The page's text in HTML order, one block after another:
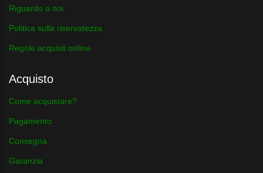
Riguardo a noi
Politica sulla riservatezza
Regole acquisti online
Acquisto
Come acquistare?
Pagamento
Consegna
Garanzia